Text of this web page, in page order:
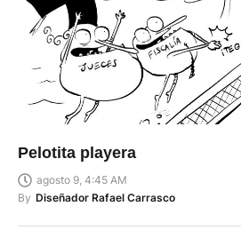
Pelotita playera
agosto 9, 4:45 AM
By Diseñador Rafael Carrasco